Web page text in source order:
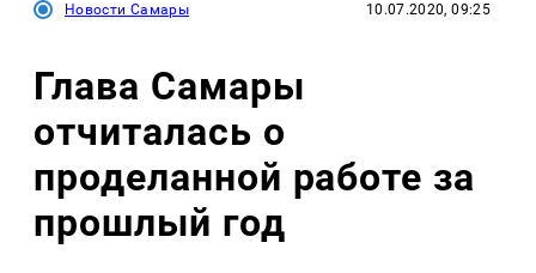
Новости Самары 10.07.2020, 09:25
Глава Самары
отчиталась о
проделанной работе за
прошлый год